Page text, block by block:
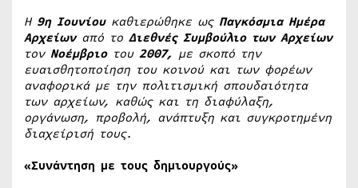
Η 9η Ιουνίουκαθιερώθηκε ως Παγκόσμια Ημέρα
Αρχείωναπό το Διεθνές Συμβούλιο των Αρχείων
τονΝοέμβριο του2007, με σκοπό την
ευαισθητοποίηση του κοινού και των φορέων
αναφορικά με την πολιτισμική σπουδαιότητα
των αρχείων, καθώς και τη διαφύλαξη,
οργάνωση, προβολή, ανάπτυξη και συγκροτημένη
διαχείρισή τους.
«Συνάντηση με τους δημιουργούς»